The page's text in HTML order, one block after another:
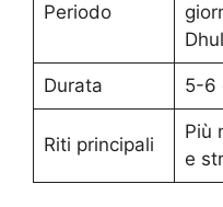
Periodo
Durata 5-6
Riti principali
Più
e